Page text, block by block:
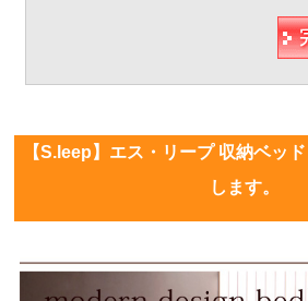
【S.leep】エス・リープ 収納ベッ
します。